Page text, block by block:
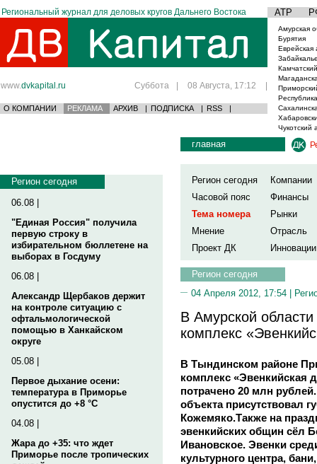
Региональный журнал для деловых кругов Дальнего Востока АТР
www.dvkapital.ru Суббота | 08 Августа, 17:12 |
О КОМПАНИИ РЕКЛАМА АРХИВ | ПОДПИСКА | RSS |
Амурская
Бурятия
Еврейская
Чукотский
Регион сегодня
06.08 |
"Единая Россия" получила
первую строку в
избирательном бюллетене на
выборах в Госдуму
06.08 |
Александр Щербаков держит
на контроле ситуацию с
офтальмологической
помощью в Ханкайском
округе
05.08 |
Первое дыхание осени:
температура в Приморье
опустится до +8 °C
04.08 |
Жара до +35: что ждет
Приморье после тропических
главная
Регион сегодня
Компании
Часовой пояс
Финансы
Тема номера
Рынки
Мнение
Отрасль
Проект ДК
Инновации
Регион сегодня
04 Апреля 2012, 17:54 |
В Амурской
комплекс
В Тындинском районе
комплекс «Эвенкийская
потрачено 20 млн
объекта присутствовал
Кожемяко.Также на
эвенкийских общин сёл
Ивановское. Эвенки
культурного центра,